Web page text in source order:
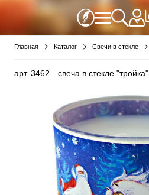
Главная Каталог Свечи в стекле
арт.3462 свеча в стекле "тройка"